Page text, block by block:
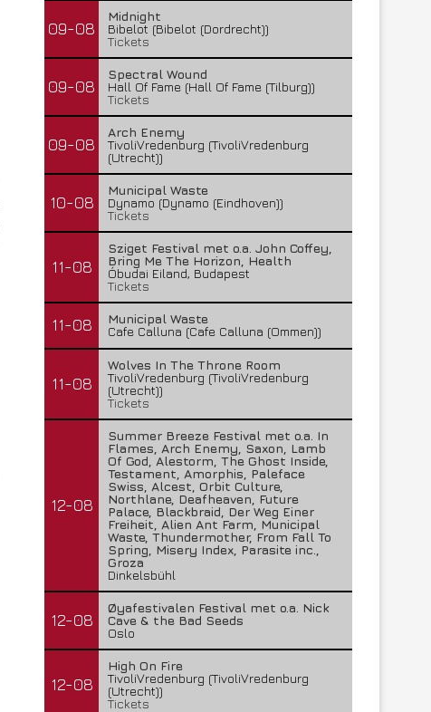
FleXanT – Bloody Photographer
19 juni 2026
09-08
Midnight
Bibelot (Bibelot (Dordrecht))
Tickets
09-08
Spectral Wound
Hall Of Fame (Hall Of Fame (Tilburg))
Tickets
09-08
Arch Enemy
TivoliVredenburg (TivoliVredenburg
(Utrecht))
10-08
Municipal Waste
Dynamo (Dynamo (Eindhoven))
Tickets
11-08
Sziget Festival met o.a. John Coffey,
Bring Me The Horizon, Health
Óbudai Eiland, Budapest
Tickets
11-08
Municipal Waste
Cafe Calluna (Cafe Calluna (Ommen))
11-08
Wolves In The Throne Room
TivoliVredenburg (TivoliVredenburg
(Utrecht))
Tickets
12-08
Summer Breeze Festival met o.a. In
Flames, Arch Enemy, Saxon, Lamb
Of God, Alestorm, The Ghost Inside,
Testament, Amorphis, Paleface
Swiss, Alcest, Orbit Culture,
Northlane, Deafheaven, Future
Palace, Blackbraid, Der Weg Einer
Freiheit, Alien Ant Farm, Municipal
Waste, Thundermother, From Fall To
Spring, Misery Index, Parasite inc.,
Groza
Dinkelsbühl
12-08
Øyafestivalen Festival met o.a. Nick
Cave & the Bad Seeds
Oslo
12-08
High On Fire
TivoliVredenburg (TivoliVredenburg
(Utrecht))
Tickets